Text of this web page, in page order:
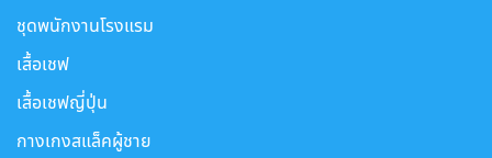
ชุดพนักงานโรงแรม
เสื้อเชฟ
เสื้อเชฟญี่ปุ่น
กางเกงสแล็คผู้ชาย